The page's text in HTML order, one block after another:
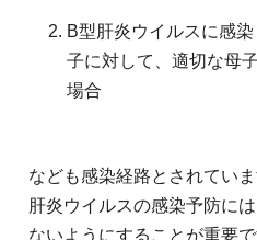
B型肝炎ウイルスに感
子に対して、適切な母
場合
なども感染経路とされていま
肝炎ウイルスの感染予防に
ないようにすることが重要で